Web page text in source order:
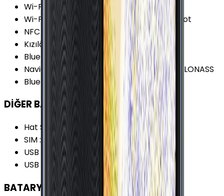
Wi-Fi Kanalları
Wi-Fi 4 (802.11 b/g/n)
Wi-Fi Özellikleri
Wi-Fi Direct Wi-Fi Hotspot
NFC
Yok
Kızılötesi:Yok
Bluetooth Özellikleri: LE
Navigasyon Özellikleri:GPS A-GPS BDS GLONASS
Bluetooth Versiyonu: 4.2
DİĞER BAĞLANTILAR
Hat Sayısı: Tek Hat
SIM:
Nano-SIM (4FF)
USB Bağlantı Tipi : Micro-USB
USB Versiyonu
BATARYA